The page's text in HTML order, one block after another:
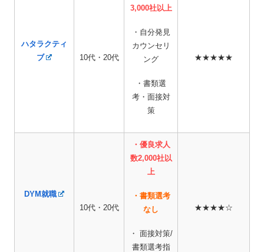
ハタラクティ
ブ
10代・20代
3,000社以上
・自分発見
カウンセリ
ング
・書類選
考・面接対
策
★★★★★
DYM就職
10代・20代
・優良求人
数2,000社以
上
・書類選考
なし
・ 面接対策/
書類選考指
★★★★☆